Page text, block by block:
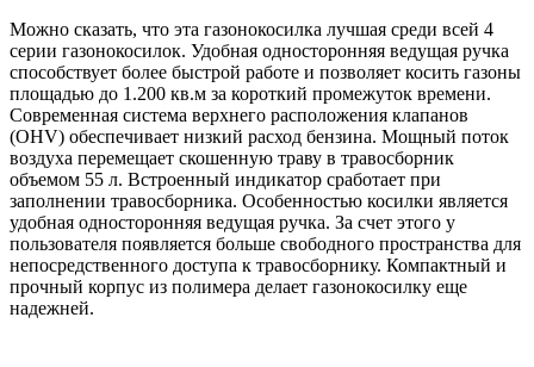
Можно сказать, что эта газонокосилка лучшая среди всей 4
серии газонокосилок. Удобная односторонняя ведущая ручка
способствует более быстрой работе и позволяет косить газоны
площадью до 1.200 кв.м за короткий промежуток времени.
Современная система верхнего расположения клапанов
(OHV) обеспечивает низкий расход бензина. Мощный поток
воздуха перемещает скошенную траву в травосборник
объемом 55 л. Встроенный индикатор сработает при
заполнении травосборника. Особенностью косилки является
удобная односторонняя ведущая ручка. За счет этого у
пользователя появляется больше свободного пространства для
непосредственного доступа к травосборнику. Компактный и
прочный корпус из полимера делает газонокосилку еще
надежней.